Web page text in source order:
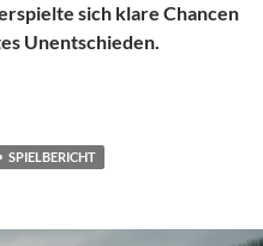
sich klare Chancen
Unentschieden.
holt Remis beim formstarken
SPIELBERICHT